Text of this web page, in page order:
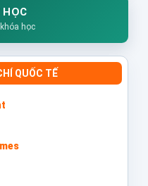
HỌC
học
QUỐC TẾ